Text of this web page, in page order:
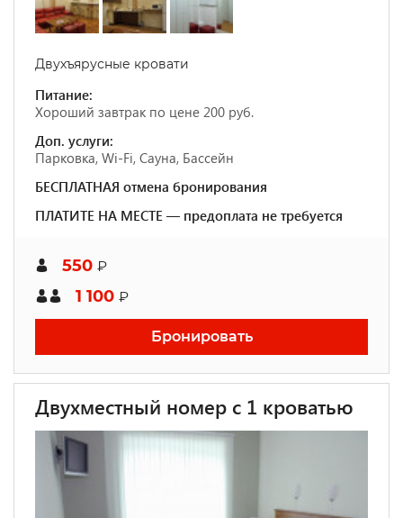
Двухъярусные кровати
Питание:
Хороший завтрак по цене 200 руб.
Доп. услуги:
Парковка, Wi-Fi, Сауна, Бассейн
БЕСПЛАТНАЯ отмена бронирования
ПЛАТИТЕ НА МЕСТЕ — предоплата не требуется
550 ₽
1 100 ₽
Бронировать
Двухместный номер с 1 кроватью